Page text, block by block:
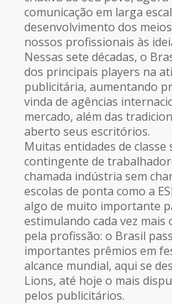
comunicação em larga
desenvolvimento dos
nossos profissionais às
Nessas sete décadas, o
dos principais players na
publicitária, aumentando
vinda de agências
mercado, além das
aberto seus escritórios.
Muitas entidades de classe
contingente de
chamada indústria sem
escolas de ponta como a
algo de muito importante
estimulando cada vez mais
pela profissão: o Brasil
importantes prêmios em
alcance mundial, aqui se
Lions, até hoje o mais
pelos publicitários.